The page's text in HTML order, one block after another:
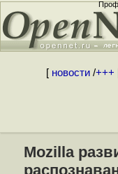
[ новости/+++
Mozilla